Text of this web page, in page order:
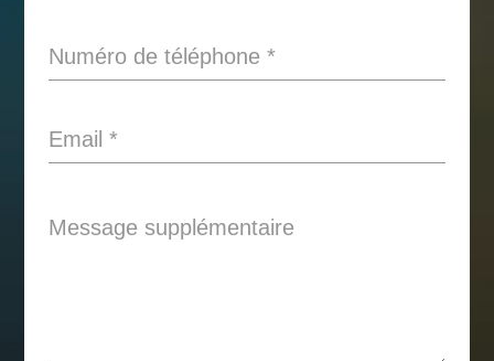
Numéro de téléphone *
Email *
Message supplémentaire